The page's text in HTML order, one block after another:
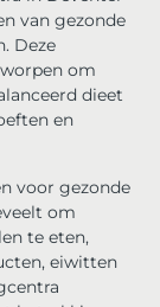
van gezonde
Deze
om
dieet
en
voor gezonde
om
te eten,
eiwitten